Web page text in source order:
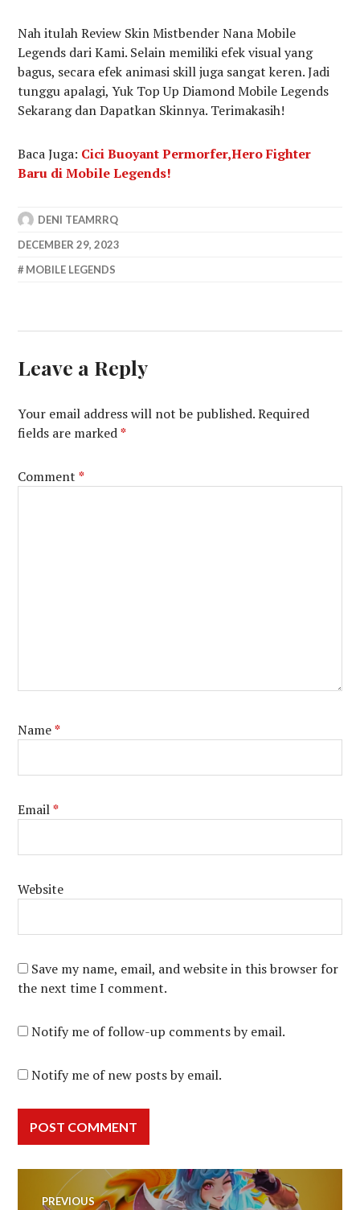
Nah itulah Review Skin Mistbender Nana Mobile
Legends dari Kami. Selain memiliki efek visual yang
bagus, secara efek animasi skill juga sangat keren. Jadi
tunggu apalagi, Yuk Top Up Diamond Mobile Legends
Sekarang dan Dapatkan Skinnya. Terimakasih!
Baca Juga: Cici Buoyant Permorfer,Hero Fighter
Baru di Mobile Legends!
DENI TEAMRRQ
DECEMBER 29, 2023
MOBILE LEGENDS
Leave a Reply
Your email address will not be published. Required
fields are marked*
Comment*
Name*
Email*
Website
Save my name, email, and website in this browser for
the next time I comment.
Notify me of follow-up comments by email.
Notify me of new posts by email.
Post
PREVIOUS